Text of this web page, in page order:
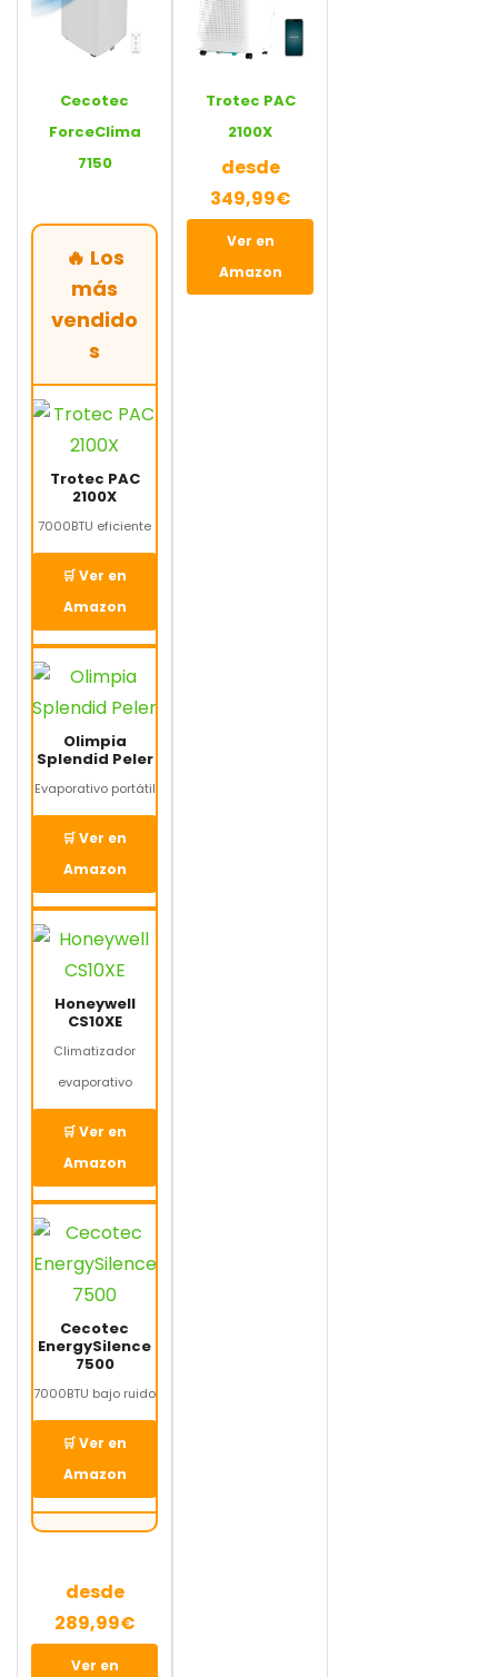
Cecotec
ForceClima
7150
🔥 Los
más
vendido
s
Trotec PAC
2100X
7000BTU eficiente
🛒 Ver en
Amazon
Olimpia
Splendid Peler
Evaporativo portátil
🛒 Ver en
Amazon
Honeywell
CS10XE
Climatizador
evaporativo
🛒 Ver en
Amazon
Cecotec
EnergySilence
7500
7000BTU bajo ruido
🛒 Ver en
Amazon
desde
289,99€
Ver en
Trotec PAC
2100X
desde
349,99€
Ver en
Amazon